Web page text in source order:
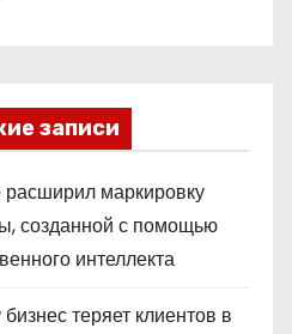
записи
маркировку
созданной с помощью
интеллекта
теряет клиентов в